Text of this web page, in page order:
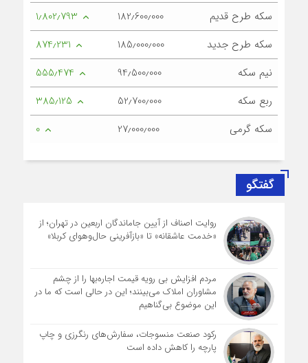
سکه طرح قدیم
182٫600٫000
1٫802٫793
سکه طرح جدید
185٫000٫000
874٫231
نیم سکه
94٫500٫000
555٫474
ربع سکه
52٫700٫000
385٫125
سکه گرمی
27٫000٫000 0
گفتگو
روایت اصناف از آیین جاماندگان اربعین در تهران؛ از
«خدمت عاشقانه» تا «بازآفرینی حال‌وهوای کربلا»
مردم افزایش بی رویه قیمت اجاره‌بها را از چشم
مشاوران املاک می‌بینند؛ این در حالی است که ما در
این موضوع بی‌گناهیم
رکود صنعت منسوجات، سفارش‌های رنگرزی و چاپ
پارچه را کاهش داده است